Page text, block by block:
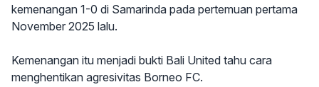
kemenangan 1-0 di Samarinda pada pertemuan pertama
November 2025 lalu.
Kemenangan itu menjadi bukti Bali United tahu cara
menghentikan agresivitas Borneo FC.